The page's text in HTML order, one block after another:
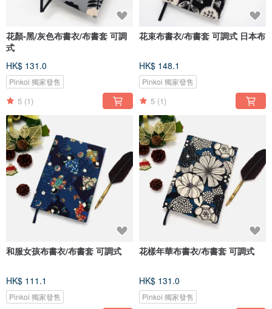
花顏-黑/灰色布書衣/布書套 可調
式
HK$ 131.0
Pinkoi 獨家發售
5 (1)
花束布書衣/布書套 可調式 日本布
HK$ 148.1
Pinkoi 獨家發售
5 (1)
和服女孩布書衣/布書套 可調式
HK$ 111.1
Pinkoi 獨家發售
花樣年華布書衣/布書套 可調式
HK$ 131.0
Pinkoi 獨家發售